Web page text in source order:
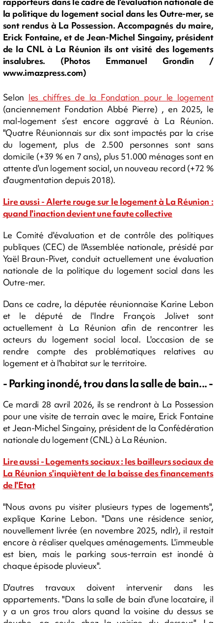
la politique du logement social dans les Outre-mer, se
sont rendus à La Possession. Accompagnés du maire,
Erick Fontaine, et de Jean-Michel Singainy, président
de la CNL à La Réunion ils ont visité des logements
insalubres. (Photos Emmanuel Grondin /
www.imazpress.com)
Selon les chiffres de la Fondation pour le logement
(anciennement Fondation Abbé Pierre) , en 2025, le
mal-logement s’est encore aggravé à La Réunion.
"Quatre Réunionnais sur dix sont impactés par la crise
du logement, plus de 2.500 personnes sont sans
domicile (+39 % en 7 ans), plus 51.000 ménages sont en
attente d'un logement social, un nouveau record (+72 %
d'augmentation depuis 2018).
Lire aussi - Alerte rouge sur le logement à La Réunion :
quand l'inaction devient une faute collective
Le Comité d'évaluation et de contrôle des politiques
publiques (CEC) de l'Assemblée nationale, présidé par
Yaël Braun-Pivet, conduit actuellement une évaluation
nationale de la politique du logement social dans les
Outre-mer.
Dans ce cadre, la députée réunionnaise Karine Lebon
et le député de l'Indre François Jolivet sont
actuellement à La Réunion afin de rencontrer les
acteurs du logement social local. L'occasion de se
rendre compte des problématiques relatives au
logement et à l'habitat sur le territoire.
- Parking inondé, trou dans la salle de bain... -
Ce mardi 28 avril 2026, ils se rendront à La Possession
pour une visite de terrain avec le maire, Erick Fontaine
et Jean-Michel Singainy, président de la Confédération
nationale du logement (CNL) à La Réunion.
Lire aussi - Logements sociaux : les bailleurs sociaux de
La Réunion s'inquiètent de la baisse des financements
de l'Etat
"Nous avons pu visiter plusieurs types de logements",
explique Karine Lebon. "Dans une résidence senior,
nouvellement livrée (en novembre 2025, ndlr), il restait
encore à réaliser quelques aménagements. L'immeuble
est bien, mais le parking sous-terrain est inondé à
chaque épisode pluvieux".
D'autres travaux doivent intervenir dans les
appartements. "Dans la salle de bain d'une locataire, il
y a un gros trou alors quand la voisine du dessus se